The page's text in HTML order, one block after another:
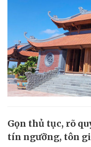
Gọn thủ tục, rõ
tín ngưỡng, tôn